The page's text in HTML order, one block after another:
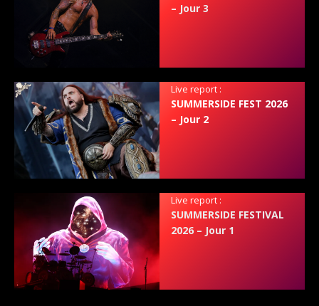
– Jour 3
Live report :
SUMMERSIDE FEST 2026
– Jour 2
Live report :
SUMMERSIDE FESTIVAL
2026 – Jour 1